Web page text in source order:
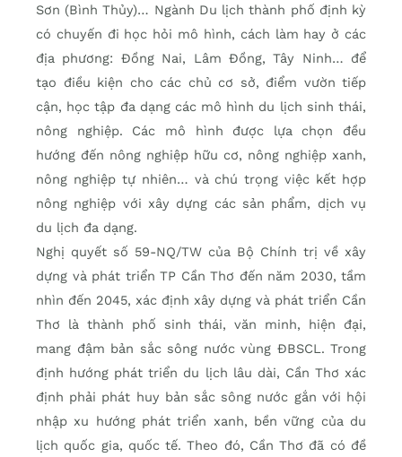
Sơn (Bình Thủy)… Ngành Du lịch thành phố định kỳ
có chuyến đi học hỏi mô hình, cách làm hay ở các
địa phương: Ðồng Nai, Lâm Ðồng, Tây Ninh… để
tạo điều kiện cho các chủ cơ sở, điểm vườn tiếp
cận, học tập đa dạng các mô hình du lịch sinh thái,
nông nghiệp. Các mô hình được lựa chọn đều
hướng đến nông nghiệp hữu cơ, nông nghiệp xanh,
nông nghiệp tự nhiên… và chú trọng việc kết hợp
nông nghiệp với xây dựng các sản phẩm, dịch vụ
du lịch đa dạng.
Nghị quyết số 59-NQ/TW của Bộ Chính trị về xây
dựng và phát triển TP Cần Thơ đến năm 2030, tầm
nhìn đến 2045, xác định xây dựng và phát triển Cần
Thơ là thành phố sinh thái, văn minh, hiện đại,
mang đậm bản sắc sông nước vùng ÐBSCL. Trong
định hướng phát triển du lịch lâu dài, Cần Thơ xác
định phải phát huy bản sắc sông nước gắn với hội
nhập xu hướng phát triển xanh, bền vững của du
lịch quốc gia, quốc tế. Theo đó, Cần Thơ đã có đề